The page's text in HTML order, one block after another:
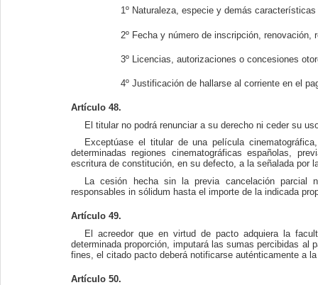
1º Naturaleza, especie y demás
2º Fecha y número de inscripción,
3º Licencias, autorizaciones o concesiones
4º Justificación de hallarse al corriente en el
Artículo 48.
El titular no podrá renunciar a su derecho ni ceder su
Exceptúase el titular de una película
determinadas regiones cinematográficas españolas,
escritura de constitución, en su defecto, a la señalada por
La cesión hecha sin la previa cancelación
responsables in sólidum hasta el importe de la indicada
Artículo 49.
El acreedor que en virtud de pacto adquiera la
determinada proporción, imputará las sumas percibidas
fines, el citado pacto deberá notificarse auténticamente a
Artículo 50.